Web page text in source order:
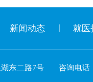
新闻动态 就医
东二路7号 咨询电话